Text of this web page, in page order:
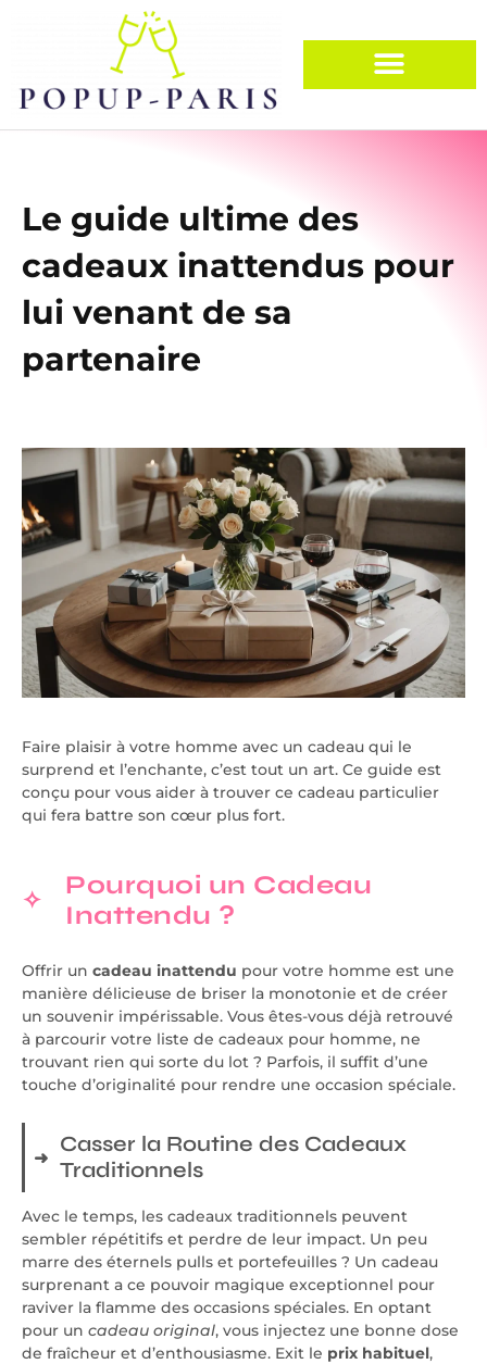
Le guide ultime des
cadeaux inattendus pour
lui venant de sa
partenaire
Faire plaisir à votre homme avec un cadeau qui le
surprend et l’enchante, c’est tout un art. Ce guide est
conçu pour vous aider à trouver ce cadeau particulier
qui fera battre son cœur plus fort.
Pourquoi un Cadeau
Inattendu ?
Offrir un cadeau inattendu pour votre homme est une
manière délicieuse de briser la monotonie et de créer
un souvenir impérissable. Vous êtes-vous déjà retrouvé
à parcourir votre liste de cadeaux pour homme, ne
trouvant rien qui sorte du lot ? Parfois, il suffit d’une
touche d’originalité pour rendre une occasion spéciale.
Casser la Routine des Cadeaux
Traditionnels
Avec le temps, les cadeaux traditionnels peuvent
sembler répétitifs et perdre de leur impact. Un peu
marre des éternels pulls et portefeuilles ? Un cadeau
surprenant a ce pouvoir magique exceptionnel pour
raviver la flamme des occasions spéciales. En optant
pour un cadeau original, vous injectez une bonne dose
de fraîcheur et d’enthousiasme. Exit le prix habituel,